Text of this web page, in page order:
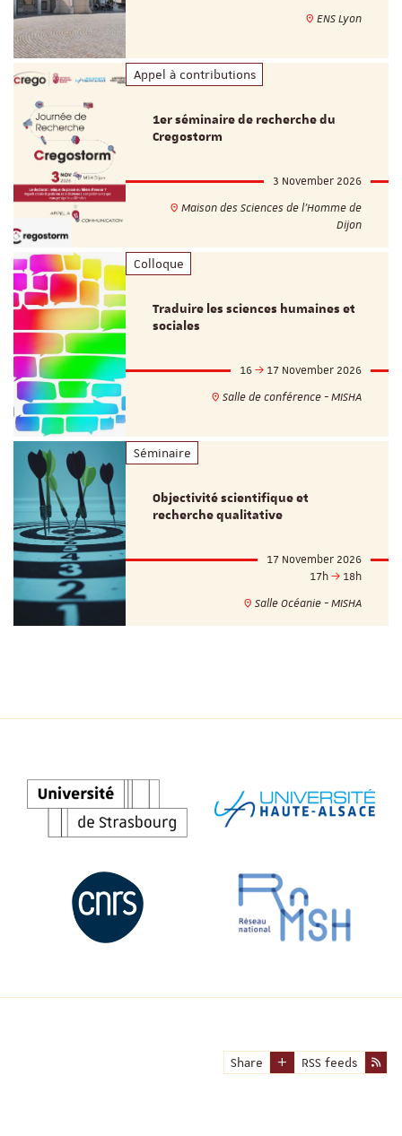
ENS Lyon
Appel à contributions
1er séminaire de recherche du
Cregostorm
3 November 2026
Maison des Sciences de l'Homme de
Dijon
Colloque
Traduire les sciences humaines et
sociales
16
17 November 2026
Salle de conférence - MISHA
Séminaire
Objectivité scientifique et
recherche qualitative
17 November 2026
17h
18h
Salle Océanie - MISHA
Share RSS feeds